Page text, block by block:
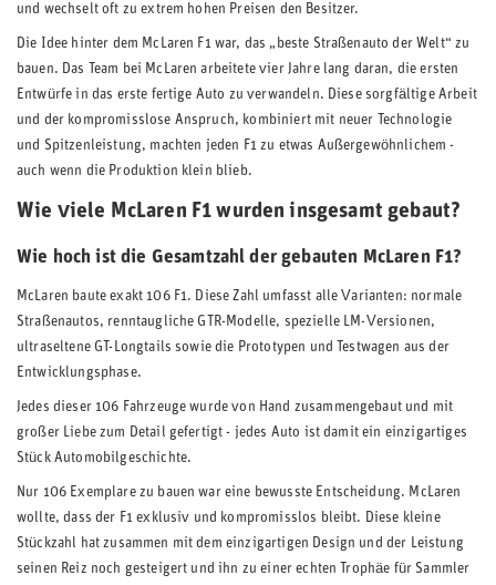
und wechselt oft zu extrem hohen Preisen den Besitzer.
Die Idee hinter dem McLaren F1 war, das „beste Straßenauto der Welt“ zu
bauen. Das Team bei McLaren arbeitete vier Jahre lang daran, die ersten
Entwürfe in das erste fertige Auto zu verwandeln. Diese sorgfältige Arbeit
und der kompromisslose Anspruch, kombiniert mit neuer Technologie
und Spitzenleistung, machten jeden F1 zu etwas Außergewöhnlichem -
auch wenn die Produktion klein blieb.
Wie viele McLaren F1 wurden insgesamt gebaut?
Wie hoch ist die Gesamtzahl der gebauten McLaren F1?
McLaren baute exakt 106 F1. Diese Zahl umfasst alle Varianten: normale
Straßenautos, renntaugliche GTR-Modelle, spezielle LM-Versionen,
ultraseltene GT-Longtails sowie die Prototypen und Testwagen aus der
Entwicklungsphase.
Jedes dieser 106 Fahrzeuge wurde von Hand zusammengebaut und mit
großer Liebe zum Detail gefertigt - jedes Auto ist damit ein einzigartiges
Stück Automobilgeschichte.
Nur 106 Exemplare zu bauen war eine bewusste Entscheidung. McLaren
wollte, dass der F1 exklusiv und kompromisslos bleibt. Diese kleine
Stückzahl hat zusammen mit dem einzigartigen Design und der Leistung
seinen Reiz noch gesteigert und ihn zu einer echten Trophäe für Sammler